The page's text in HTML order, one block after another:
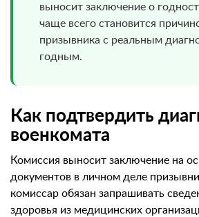
выносит заключение о
чаще всего становится
призывника с реальным
годным.
Как подтвердить
военкомата
Комиссия выносит заключение на
документов в личном деле
комиссар обязан запрашивать
здоровья из медицинских